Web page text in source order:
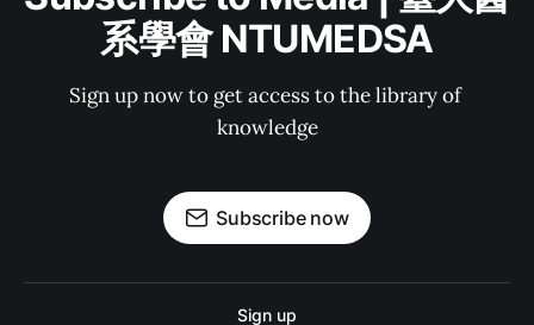
系學會 NTUMEDSA
Sign up now to get access to the library of
knowledge
Subscribe now
Sign up